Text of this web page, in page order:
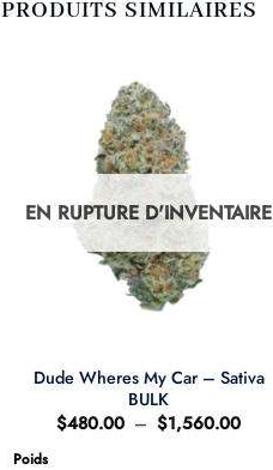
PRODUITS SIMILAIRES
EN RUPTURE D'INVENTAIRE
Dude Wheres My Car – Sativa
BULK
$480.00 – $1,560.00Plage
Poids